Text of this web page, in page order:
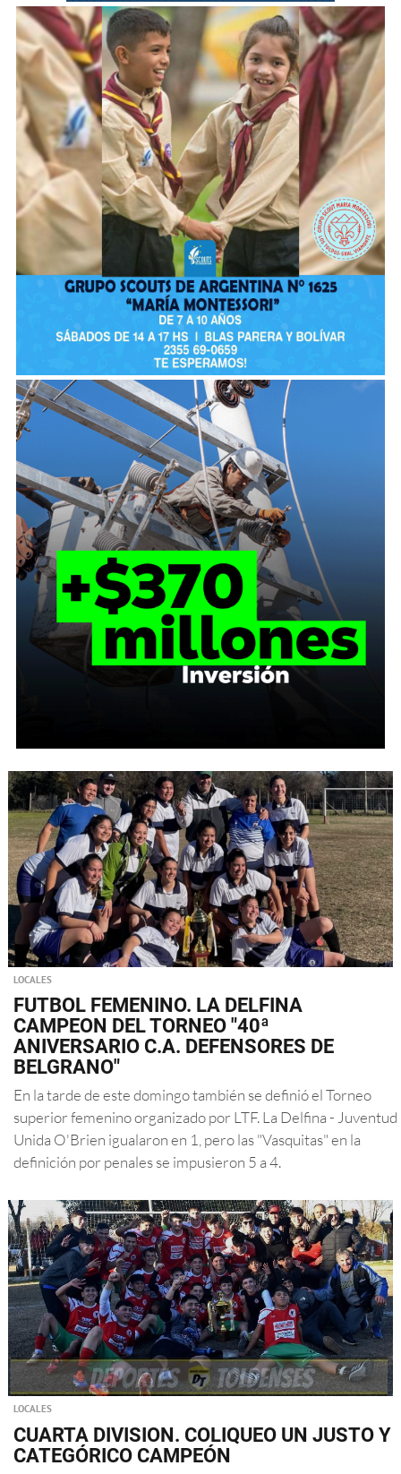
LOCALES
FUTBOL FEMENINO. LA DELFINA
CAMPEON DEL TORNEO "40ª
ANIVERSARIO C.A. DEFENSORES DE
BELGRANO"
En la tarde de este domingo también se definió el Torneo
superior femenino organizado por LTF. La Delfina - Juventud
Unida O'Brien igualaron en 1, pero las "Vasquitas" en la
definición por penales se impusieron 5 a 4.
LOCALES
CUARTA DIVISION. COLIQUEO UN JUSTO Y
CATEGÓRICO CAMPEÓN